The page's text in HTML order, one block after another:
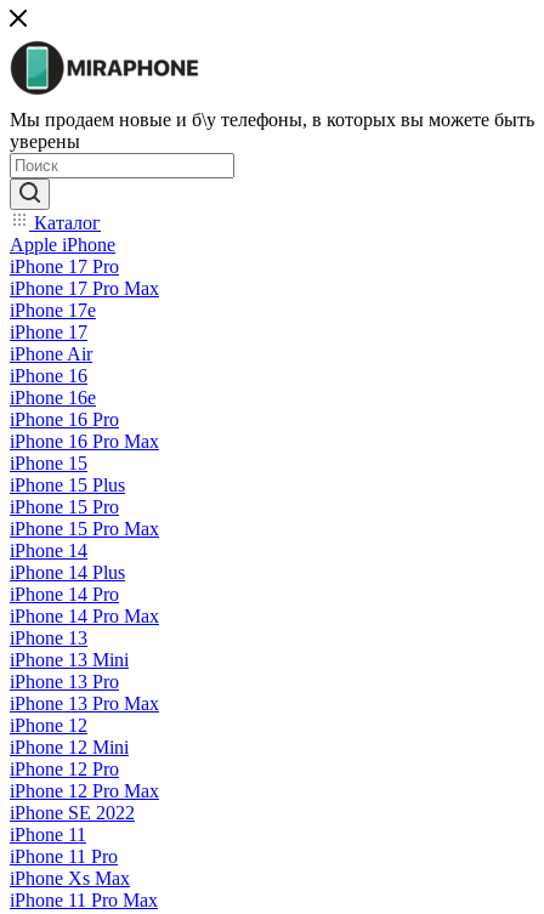
Мы продаем новые и б\у телефоны, в которых вы можете быть
уверены
Каталог
Apple iPhone
iPhone 17 Pro
iPhone 17 Pro Max
iPhone 17e
iPhone 17
iPhone Air
iPhone 16
iPhone 16e
iPhone 16 Pro
iPhone 16 Pro Max
iPhone 15
iPhone 15 Plus
iPhone 15 Pro
iPhone 15 Pro Max
iPhone 14
iPhone 14 Plus
iPhone 14 Pro
iPhone 14 Pro Max
iPhone 13
iPhone 13 Mini
iPhone 13 Pro
iPhone 13 Pro Max
iPhone 12
iPhone 12 Mini
iPhone 12 Pro
iPhone 12 Pro Max
iPhone SE 2022
iPhone 11
iPhone 11 Pro
iPhone Xs Max
iPhone 11 Pro Max